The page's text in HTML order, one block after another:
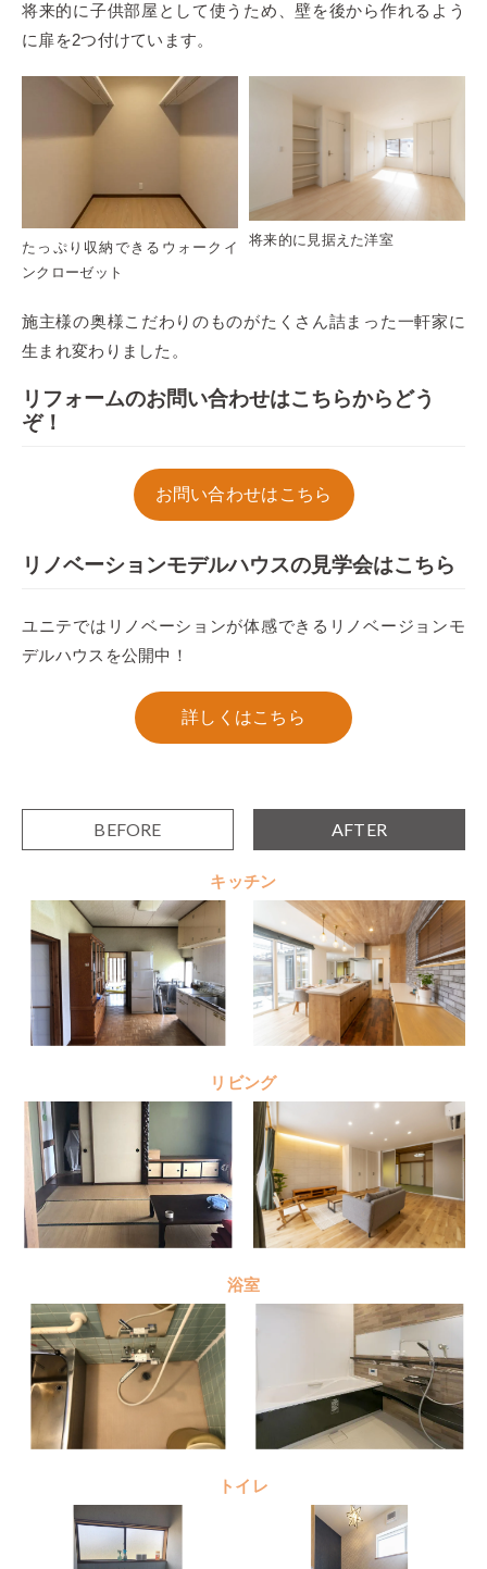
将来的に子供部屋として使うため、壁を後から作れるよう
に扉を2つ付けています。
たっぷり収納できるウォークイ
ンクローゼット
将来的に見据えた洋室
施主様の奥様こだわりのものがたくさん詰まった一軒家に
生まれ変わりました。
リフォームのお問い合わせはこちらからどう
ぞ！
お問い合わせはこちら
リノベーションモデルハウスの見学会はこちら
ユニテではリノベーションが体感できるリノベージョンモ
デルハウスを公開中！
詳しくはこちら
BEFORE AFTER
キッチン
リビング
浴室
トイレ